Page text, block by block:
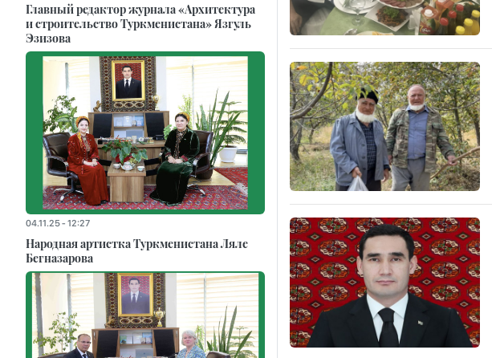
Главный редактор журнала «Архитектура
и строительство Туркменистана» Язгуль
Эзизова
04.11.25 - 12:27
Народная артистка Туркменистана Ляле
Бегназарова